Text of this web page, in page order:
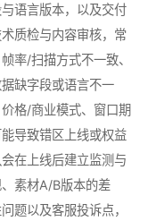
语言版本，以及交付
质检与内容审核，常
率/扫描方式不一致、
缺字段或语言不一
格/商业模式、窗口期
导致错区上线或权益
在上线后建立监测与
素材A/B版本的差
题以及客服投诉点，